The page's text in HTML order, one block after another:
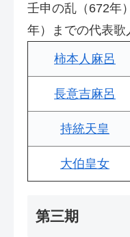
壬申の乱（672年
年）までの代表歌
柿本人麻呂
長意吉麻呂
持統天皇
大伯皇女
第三期